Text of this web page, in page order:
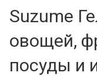
Suzume
овощей,
посуды и